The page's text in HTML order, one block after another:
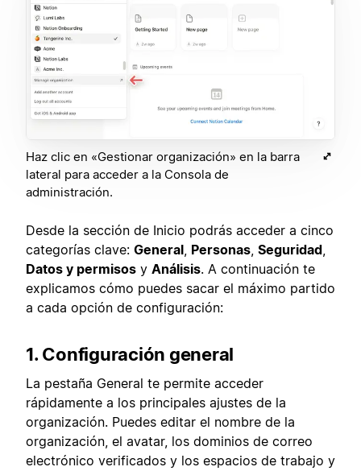
Haz clic en «Gestionar organización» en la barra
lateral para acceder a la Consola de
administración.
Desde la sección de Inicio podrás acceder a cinco
categorías clave: General, Personas, Seguridad,
Datos y permisos y Análisis. A continuación te
explicamos cómo puedes sacar el máximo partido
a cada opción de configuración:
1. Configuración general
La pestaña General te permite acceder
rápidamente a los principales ajustes de la
organización. Puedes editar el nombre de la
organización, el avatar, los dominios de correo
electrónico verificados y los espacios de trabajo y